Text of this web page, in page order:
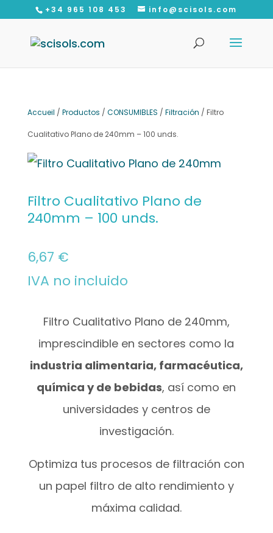
+34 965 108 453 info@scisols.com
Recherche
de
produits
Accueil / Productos / CONSUMIBLES / Filtración / Filtro
Cualitativo Plano de 240mm – 100 unds.
Filtro Cualitativo Plano de
240mm – 100 unds.
6,67 €
IVA no incluido
Filtro Cualitativo Plano de 240mm,
imprescindible en sectores como la
industria alimentaria, farmacéutica,
química y de bebidas, así como en
universidades y centros de
investigación.
Optimiza tus procesos de filtración con
un papel filtro de alto rendimiento y
máxima calidad.